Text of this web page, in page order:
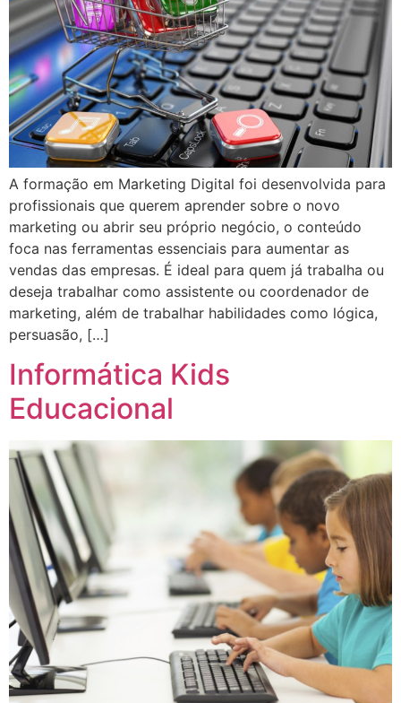
A formação em Marketing Digital foi desenvolvida para
profissionais que querem aprender sobre o novo
marketing ou abrir seu próprio negócio, o conteúdo
foca nas ferramentas essenciais para aumentar as
vendas das empresas. É ideal para quem já trabalha ou
deseja trabalhar como assistente ou coordenador de
marketing, além de trabalhar habilidades como lógica,
persuasão, […]
Informática Kids
Educacional